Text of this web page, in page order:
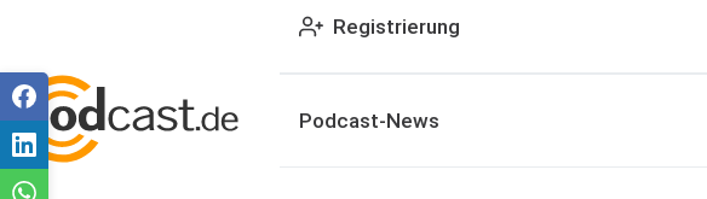
Registrierung
Podcast-News